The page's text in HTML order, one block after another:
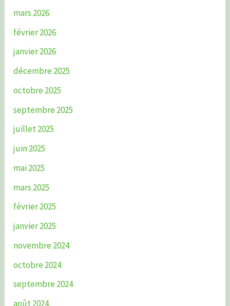
mars 2026
février 2026
janvier 2026
décembre 2025
octobre 2025
septembre 2025
juillet 2025
juin 2025
mai 2025
mars 2025
février 2025
janvier 2025
novembre 2024
octobre 2024
septembre 2024
août 2024